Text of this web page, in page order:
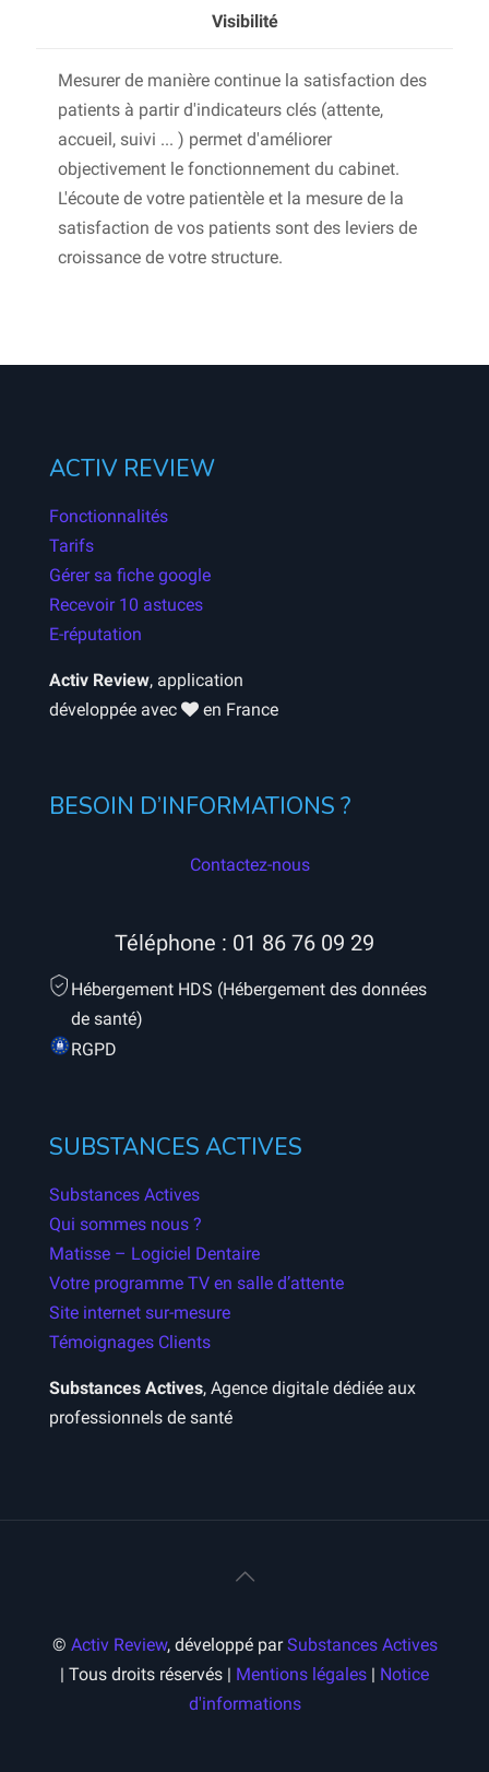
Visibilité
Mesurer de manière continue la satisfaction des
patients à partir d'indicateurs clés (attente,
accueil, suivi ... ) permet d'améliorer
objectivement le fonctionnement du cabinet.
L'écoute de votre patientèle et la mesure de la
satisfaction de vos patients sont des leviers de
croissance de votre structure.
ACTIV REVIEW
Fonctionnalités
Tarifs
Gérer sa fiche google
Recevoir 10 astuces
E-réputation
Activ Review, application
développée avec
en France
BESOIN D’INFORMATIONS ?
Contactez-nous
Téléphone : 01 86 76 09 29
Hébergement HDS (Hébergement des données
de santé)
RGPD
SUBSTANCES ACTIVES
Substances Actives
Qui sommes nous ?
Matisse – Logiciel Dentaire
Votre programme TV en salle d’attente
Site internet sur-mesure
Témoignages Clients
Substances Actives, Agence digitale dédiée aux
professionnels de santé
© Activ Review, développé parSubstances Actives
| Tous droits réservés | Mentions légales | Notice
d'informations